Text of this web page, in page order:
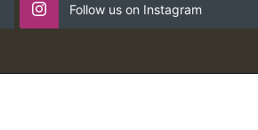
Follow us on Instagram